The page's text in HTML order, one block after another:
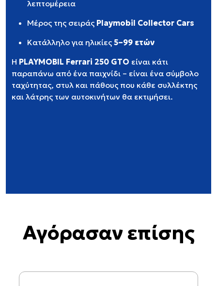
λεπτομέρεια
Μέρος της σειράς Playmobil Collector Cars
Κατάλληλο για ηλικίες 5–99 ετών
Η PLAYMOBIL Ferrari 250 GTO είναι κάτι
παραπάνω από ένα παιχνίδι – είναι ένα σύμβολο
ταχύτητας, στυλ και πάθους που κάθε συλλέκτης
και λάτρης των αυτοκινήτων θα εκτιμήσει.
Αγόρασαν επίσης